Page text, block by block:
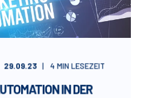
29.09.23 4MIN LESEZEIT
IN DER